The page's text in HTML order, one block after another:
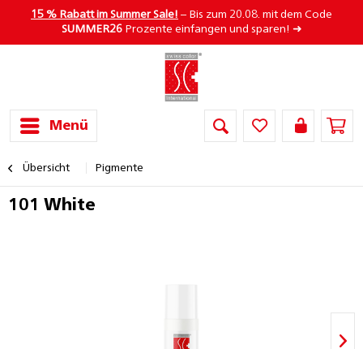
15 % Rabatt im Summer Sale! – Bis zum 20.08. mit dem Code
SUMMER26Prozente einfangen und sparen! ➜
Menü
Übersicht Pigmente
101 White